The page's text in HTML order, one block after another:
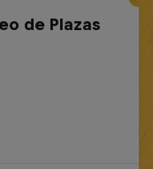
de Plazas